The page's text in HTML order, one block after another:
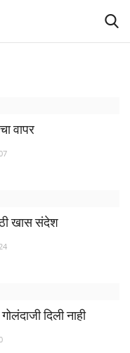
वापर
खास संदेश
दिली नाही